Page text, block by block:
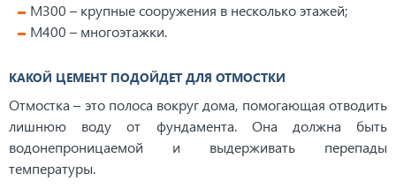
М300 – крупные сооружения в несколько этажей;
М400 – многоэтажки.
КАКОЙ ЦЕМЕНТ ПОДОЙДЕТ ДЛЯ ОТМОСТКИ
Отмостка – это полоса вокруг дома, помогающая отводить
лишнюю воду от фундамента. Она должна быть
водонепроницаемой и выдерживать перепады
температуры.